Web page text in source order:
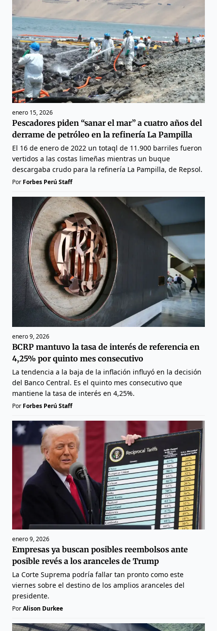
enero 15, 2026
Pescadores piden “sanar el mar” a cuatro años del
derrame de petróleo en la refinería La Pampilla
El 16 de enero de 2022 un totaql de 11.900 barriles fueron
vertidos a las costas limeñas mientras un buque
descargaba crudo para la refinería La Pampilla, de Repsol.
Por Forbes Perú Staff
enero 9, 2026
BCRP mantuvo la tasa de interés de referencia en
4,25% por quinto mes consecutivo
La tendencia a la baja de la inflación influyó en la decisión
del Banco Central. Es el quinto mes consecutivo que
mantiene la tasa de interés en 4,25%.
Por Forbes Perú Staff
enero 9, 2026
Empresas ya buscan posibles reembolsos ante
posible revés a los aranceles de Trump
La Corte Suprema podría fallar tan pronto como este
viernes sobre el destino de los amplios aranceles del
presidente.
PorAlison Durkee